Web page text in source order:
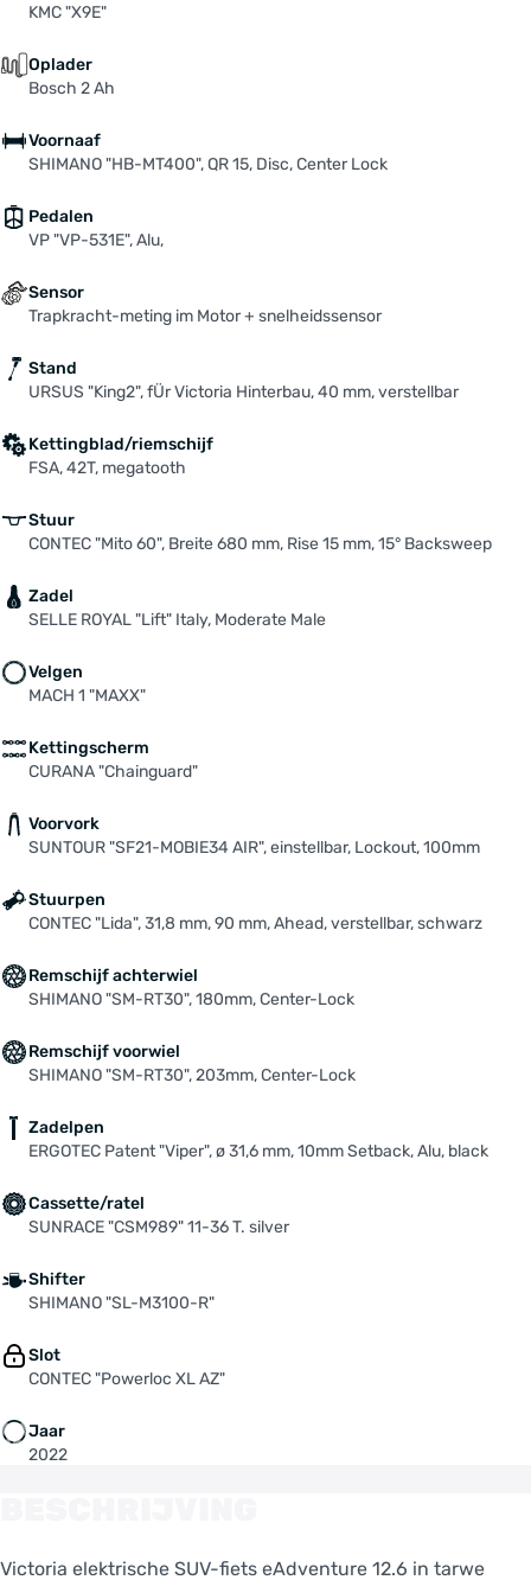
KMC "X9E"
Oplader
Bosch 2 Ah
Voornaaf
SHIMANO "HB-MT400", QR 15, Disc, Center Lock
Pedalen
VP "VP-531E", Alu,
Sensor
Trapkracht-meting im Motor + snelheidssensor
Stand
URSUS "King2", fÜr Victoria Hinterbau, 40 mm, verstellbar
Kettingblad/riemschijf
FSA, 42T, megatooth
Stuur
CONTEC "Mito 60", Breite 680 mm, Rise 15 mm, 15° Backsweep
Zadel
SELLE ROYAL "Lift" Italy, Moderate Male
Velgen
MACH 1 "MAXX"
Kettingscherm
CURANA "Chainguard"
Voorvork
SUNTOUR "SF21-MOBIE34 AIR", einstellbar, Lockout, 100mm
Stuurpen
CONTEC "Lida", 31,8 mm, 90 mm, Ahead, verstellbar, schwarz
Remschijf achterwiel
SHIMANO "SM-RT30", 180mm, Center-Lock
Remschijf voorwiel
SHIMANO "SM-RT30", 203mm, Center-Lock
Zadelpen
ERGOTEC Patent "Viper", ø 31,6 mm, 10mm Setback, Alu, black
Cassette/ratel
SUNRACE "CSM989" 11-36 T. silver
Shifter
SHIMANO "SL-M3100-R"
Slot
CONTEC "Powerloc XL AZ"
Jaar
2022
Victoria elektrische SUV-fiets eAdventure 12.6 in tarwe